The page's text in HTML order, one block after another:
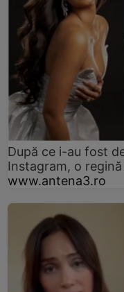
După ce i-au fost
Instagram, o
www.antena3.ro